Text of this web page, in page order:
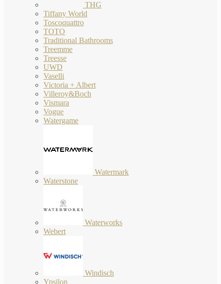
THG
Tiffany World
Toscoquattro
TOTO
Traditional Bathrooms
Treemme
Treesse
UWD
Vaselli
Victoria + Albert
Villeroy&Boch
Vismara
Vogue
Watergame
Watermark
Waterstone
Waterworks
Webert
Windisch
Ypsilon